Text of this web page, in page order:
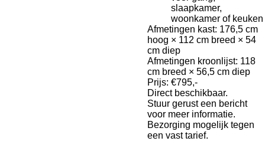
slaapkamer,
woonkamer of keuken
Afmetingen kast: 176,5 cm
hoog × 112 cm breed × 54
cm diep
Afmetingen kroonlijst: 118
cm breed × 56,5 cm diep
Prijs: €795,-
Direct beschikbaar.
Stuur gerust een bericht
voor meer informatie.
Bezorging mogelijk tegen
een vast tarief.